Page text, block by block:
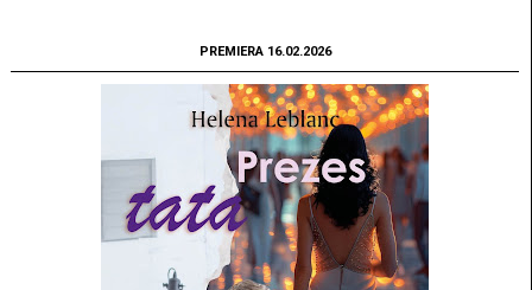
PREMIERA 16.02.2026